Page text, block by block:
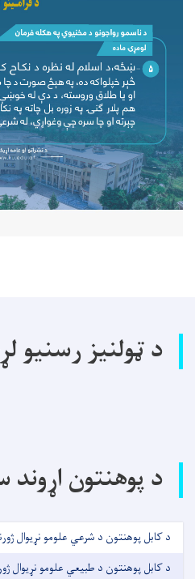
د ټولنیز رسنیو
د پوهنتون اړوند
د کابل پوهنتون د شرعي علومو نړیوال
د کابل پوهنتون د طبیعي علومو نړیوال